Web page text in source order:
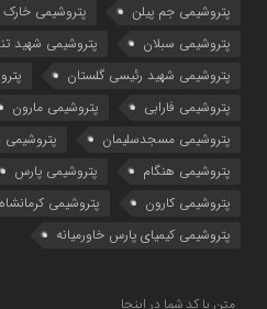
پتروشیمی جم پیلن
پتروشیمی خارک
پتروشیمی سبلان
پتروشیمی شهید
پتروشیمی شهید رئیسی گلستان
پتروشیمی فارابی
پتروشیمی مارون
پتروشیمی مسجدسلیمان
پتروشیمی
پتروشیمی هنگام
پتروشیمی پارس
پتروشیمی کارون
پتروشیمی کرمانشاه
پتروشیمی کیمیای پارس خاورمیانه